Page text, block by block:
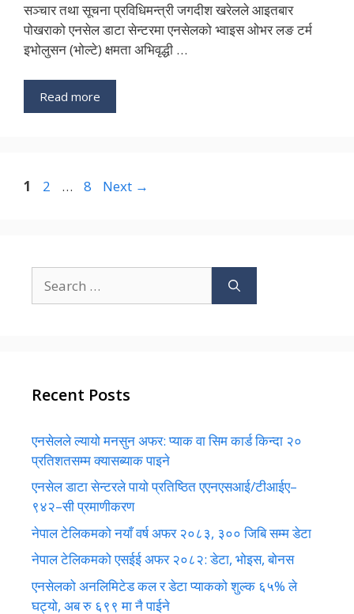
सञ्चार तथा सूचना प्रविधिमन्त्री जगदीश खरेलले आइतबार
पोखराको एनसेल डाटा सेन्टरमा एनसेलको भ्वाइस ओभर लङ टर्म
इभोलुसन (भोल्टे) क्षमता अभिवृद्धी …
Read more
Page
1 Page
2 … Page
8 Next →
for:
Recent Posts
एनसेलले ल्यायो मनसुन अफर: प्याक वा सिम कार्ड किन्दा २०
प्रतिशतसम्म क्यासब्याक पाइने
एनसेल डाटा सेन्टरले पायो प्रतिष्ठित एएनएसआई/टीआईए–
९४२–सी प्रमाणीकरण
नेपाल टेलिकमको नयाँ वर्ष अफर २०८३, ३०० जिबि सम्म डेटा
नेपाल टेलिकमको एसईई अफर २०८२: डेटा, भोइस, बोनस
एनसेलको अनलिमिटेड कल र डेटा प्याकको शुल्क ६५% ले
घट्यो, अब रु ६९९ मा नै पाईने